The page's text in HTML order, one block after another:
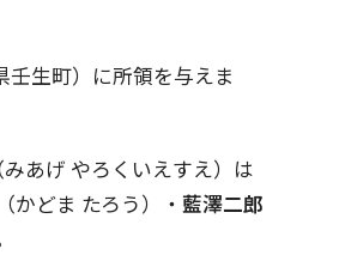
生町）に所領を与えま
みあげ やろくいえすえ）は
（かどま たろう）・ 藍澤二郎